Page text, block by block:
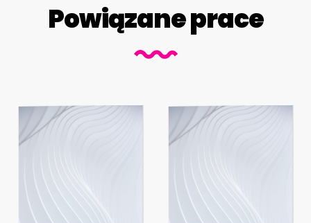
Powiązane prace